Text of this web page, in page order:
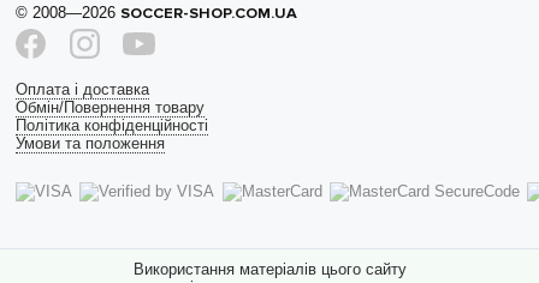
© 2008—2026 SOCCER-SHOP.COM.UA
Оплата і доставка
Обмін/Повернення товару
Політика конфіденційності
Умови та положення
Використання матеріалів цього сайту